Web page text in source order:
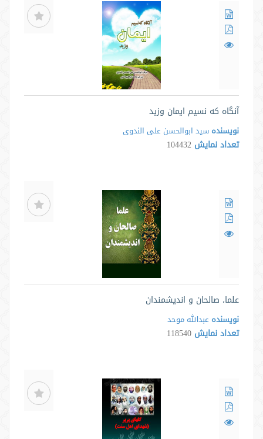
آنگاه که نسیم ایمان وزید
نویسنده سید ابوالحسن علی الندوی
تعداد نمایش 104432
علما، صالحان و اندیشمندان
نویسنده عبدالله موحد
تعداد نمایش 118540